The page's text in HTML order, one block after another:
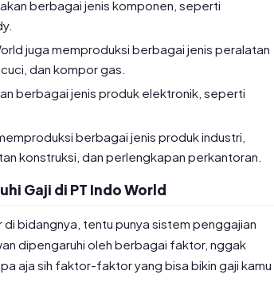
berbagai jenis komponen, seperti
juga memproduksi berbagai jenis peralatan
dan kompor gas.
berbagai jenis produk elektronik, seperti
berbagai jenis produk industri,
konstruksi, dan perlengkapan perkantoran.
Gaji di PT Indo World
bidangnya, tentu punya sistem penggajian
dipengaruhi oleh berbagai faktor, nggak
aja sih faktor-faktor yang bisa bikin gaji kamu